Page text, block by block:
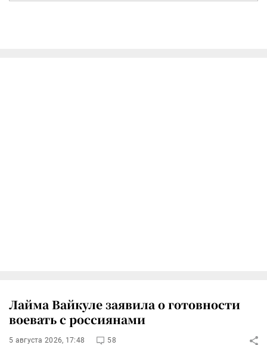
Лайма Вайкуле заявила о готовности
воевать с россиянами
5 августа 2026, 17:48 58